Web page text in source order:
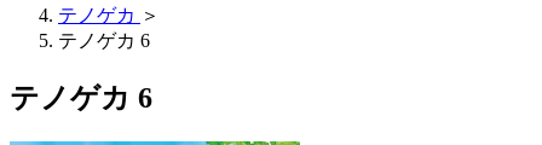
テノゲカ ＞
テノゲカ 6
テノゲカ 6